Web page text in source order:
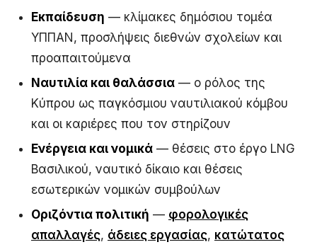
Εκπαίδευση — κλίμακες δημόσιου τομέα
ΥΠΠΑΝ, προσλήψεις διεθνών σχολείων και
προαπαιτούμενα
Ναυτιλία και θαλάσσια — ο ρόλος της
Κύπρου ως παγκόσμιου ναυτιλιακού κόμβου
και οι καριέρες που τον στηρίζουν
Ενέργεια και νομικά — θέσεις στο έργο LNG
Βασιλικού, ναυτικό δίκαιο και θέσεις
εσωτερικών νομικών συμβούλων
Οριζόντια πολιτική — φορολογικές
απαλλαγές, άδειες εργασίας, κατώτατος